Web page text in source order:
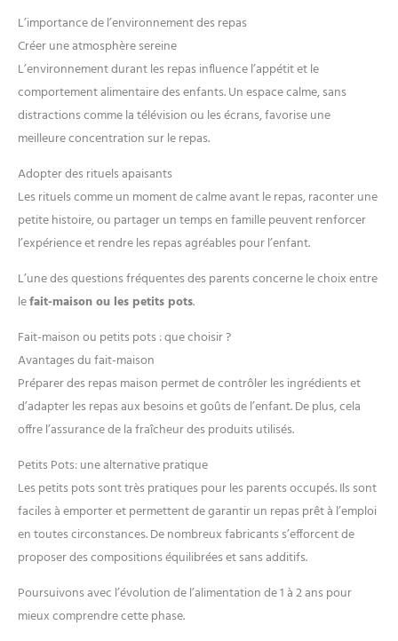
L’importance de l’environnement des repas
Créer une atmosphère sereine
L’environnement durant les repas influence l’appétit et le
comportement alimentaire des enfants. Un espace calme, sans
distractions comme la télévision ou les écrans, favorise une
meilleure concentration sur le repas.
Adopter des rituels apaisants
Les rituels comme un moment de calme avant le repas, raconter une
petite histoire, ou partager un temps en famille peuvent renforcer
l’expérience et rendre les repas agréables pour l’enfant.
L’une des questions fréquentes des parents concerne le choix entre
lefait-maison ou les petits pots.
Fait-maison ou petits pots : que choisir ?
Avantages du fait-maison
Préparer des repas maison permet de contrôler les ingrédients et
d’adapter les repas aux besoins et goûts de l’enfant. De plus, cela
offre l’assurance de la fraîcheur des produits utilisés.
Petits Pots: une alternative pratique
Les petits pots sont très pratiques pour les parents occupés. Ils sont
faciles à emporter et permettent de garantir un repas prêt à l’emploi
en toutes circonstances. De nombreux fabricants s’efforcent de
proposer des compositions équilibrées et sans additifs.
Poursuivons avec l’évolution de l’alimentation de 1 à 2 ans pour
mieux comprendre cette phase.